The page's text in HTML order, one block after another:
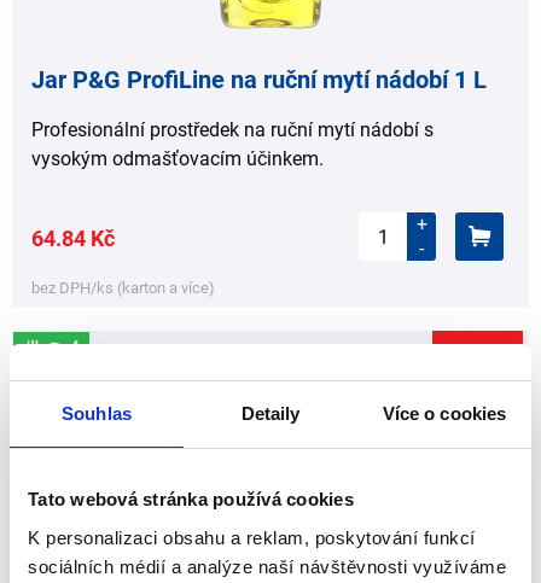
Souhlas Detaily Více o cookies
Tato webová stránka používá cookies
K personalizaci obsahu a reklam, poskytování funkcí
sociálních médií a analýze naší návštěvnosti využíváme
Jar P&G ProfiLine na ruční mytí nádobí 1 L
Profesionální prostředek na ruční mytí nádobí s
vysokým odmašťovacím účinkem.
64.84 Kč
+
-
bez DPH/ks (karton a více)